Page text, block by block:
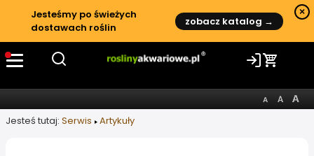
Jesteśmy po świeżych
dostawach roślin
zobacz katalog →
×
Jesteś tutaj: Serwis Artykuły